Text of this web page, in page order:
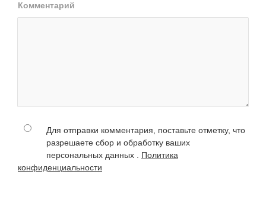
Комментарий
Для отправки комментария, поставьте отметку, что
разрешаете сбор и обработку ваших
персональных данных . Политика
конфиденциальности